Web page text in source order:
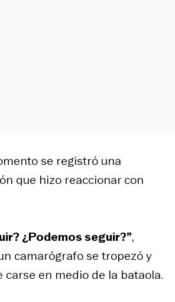
se registró una
que hizo reaccionar con
¿Podemos seguir?”,
camarógrafo se tropezó y
carse en medio de la bataola.